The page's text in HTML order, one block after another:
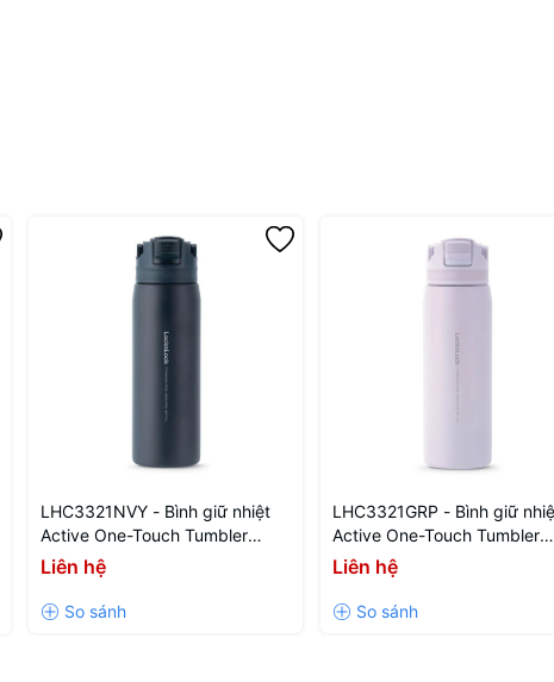
LHC3321NVY - Bình giữ nhiệt
Active One-Touch Tumbler
700ml - Màu navy
Liên hệ
LHC3321GRP - Bình giữ
Active One-Touch Tumbler
700ml - Màu tím
Liên hệ